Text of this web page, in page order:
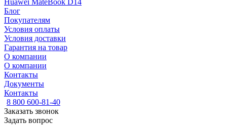
Huawei MateBook D14
Блог
Покупателям
Условия оплаты
Условия доставки
Гарантия на товар
О компании
О компании
Контакты
Документы
Контакты
8 800 600-81-40
Заказать звонок
Задать вопрос